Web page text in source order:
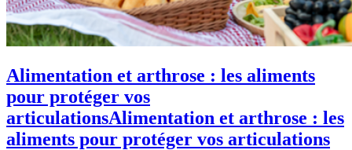
Alimentation et arthrose : les aliments
pour protéger vos
articulationsAlimentation et arthrose : les
aliments pour protéger vos articulations